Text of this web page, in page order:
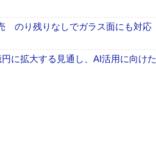
のり残りなしでガラス面にも対応
に拡大する見通し、AI活用に向けた